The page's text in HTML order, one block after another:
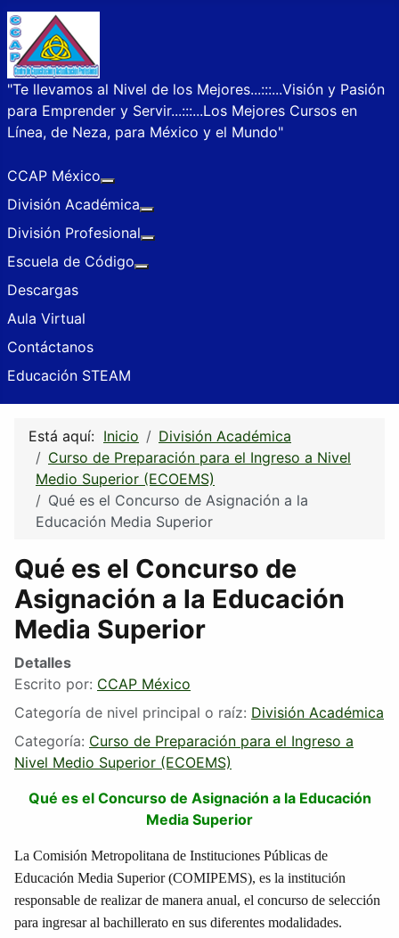
"Te llevamos al Nivel de los Mejores...:::...Visión y Pasión
para Emprender y Servir...:::...Los Mejores Cursos en
Línea, de Neza, para México y el Mundo"
CCAP México
División Académica
División Profesional
Escuela de Código
Descargas
Aula Virtual
Contáctanos
Educación STEAM
Está aquí: Inicio
División Académica
Curso de Preparación para el Ingreso a Nivel
Medio Superior (ECOEMS)
Qué es el Concurso de Asignación a la
Educación Media Superior
Qué es el Concurso de
Asignación a la Educación
Media Superior
Detalles
Escrito por: CCAP México
Categoría de nivel principal o raíz: División Académica
Categoría: Curso de Preparación para el Ingreso a
Nivel Medio Superior (ECOEMS)
Qué es el Concurso de Asignación a la Educación
Media Superior
La Comisión Metropolitana de Instituciones Públicas de
Educación Media Superior (COMIPEMS), es la institución
responsable de realizar de manera anual, el concurso de selección
para ingresar al bachillerato en sus diferentes modalidades.